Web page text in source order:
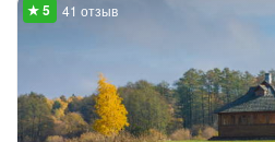
41 отзыв